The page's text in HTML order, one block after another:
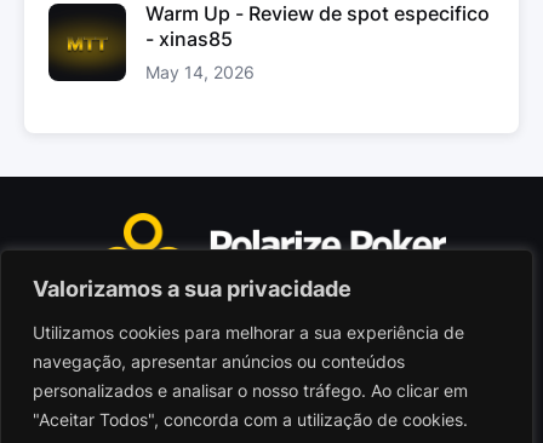
Valorizamos a sua privacidade
Utilizamos cookies para melhorar a sua experiência de
navegação, apresentar anúncios ou conteúdos
personalizados e analisar o nosso tráfego. Ao clicar em
"Aceitar Todos", concorda com a utilização de cookies.
Warm Up - Review de spot especifico
- xinas85
May 14, 2026
Polarize Poker Limited, Malta
Sociedade comercial registada sob n.º C103402
© 2026 - Polarize Poker